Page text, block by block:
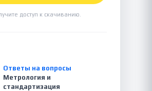
доступ к скачиванию.
Ответы на вопросы
Метрология и
стандартизация